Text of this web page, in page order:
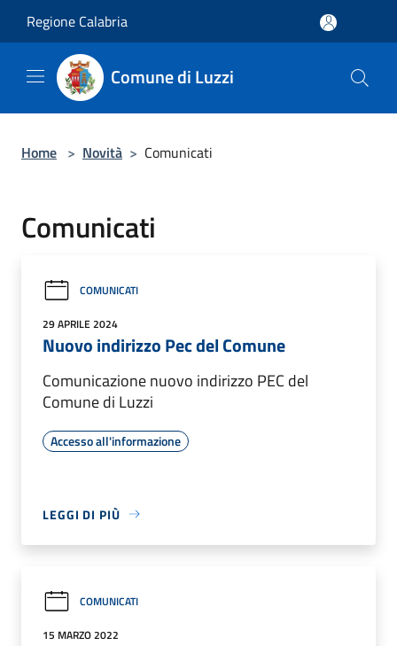
Regione Calabria
Comune di Luzzi
Home > Novità > Comunicati
Comunicati
COMUNICATI
29 APRILE 2024
Nuovo indirizzo Pec del Comune
Comunicazione nuovo indirizzo PEC del
Comune di Luzzi
Accesso all'informazione
LEGGI DI PIÙ
COMUNICATI
15 MARZO 2022